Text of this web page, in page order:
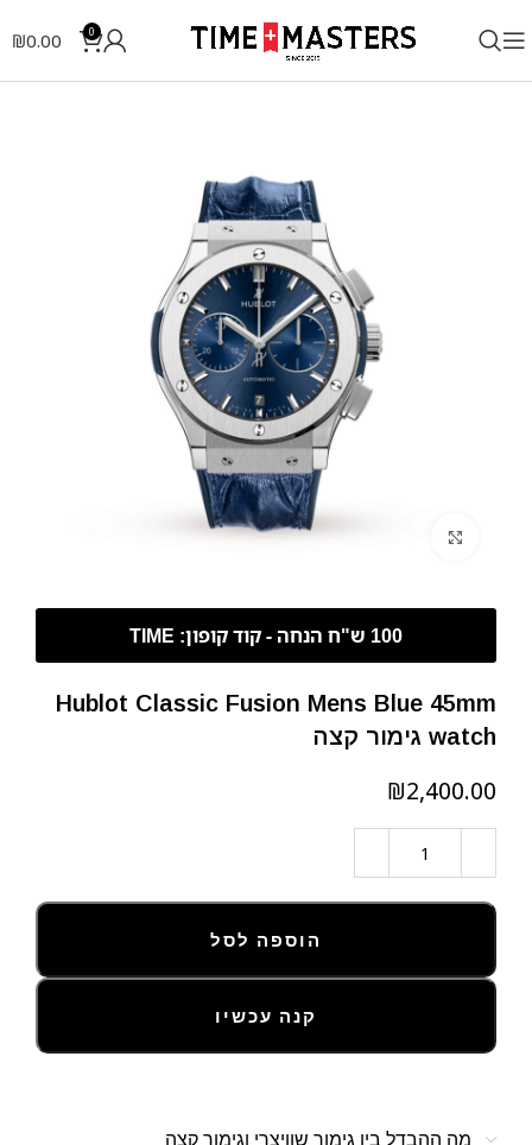
0
₪0.00
לחצו להגדלה
Hublot Classic Fusion Mens Blue 45mm
watch גימור קצה
₪
הוספה לסל
קנה עכשיו
מה ההבדל בין גימור שוויצרי וגימור קצה